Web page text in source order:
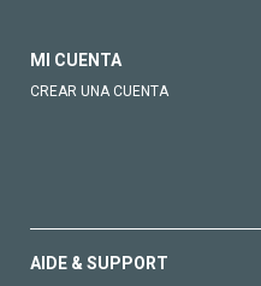
MI CUENTA
CREAR UNA CUENTA
AIDE & SUPPORT